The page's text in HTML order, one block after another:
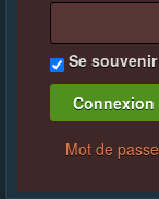
Se
Mot de